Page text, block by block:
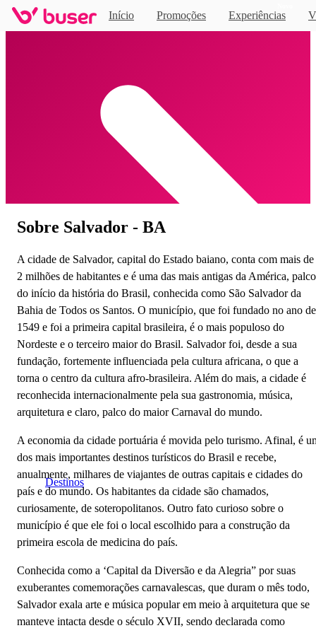
Início Promoções Experiências
Home
Destinos
Sobre Salvador - BA
A cidade de Salvador, capital do Estado baiano, conta com mais de
2 milhões de habitantes e é uma das mais antigas da América, palco
do início da história do Brasil, conhecida como São Salvador da
Bahia de Todos os Santos. O município, que foi fundado no ano de
1549 e foi a primeira capital brasileira, é o mais populoso do
Nordeste e o terceiro maior do Brasil. Salvador foi, desde a sua
fundação, fortemente influenciada pela cultura africana, o que a
torna o centro da cultura afro-brasileira. Além do mais, a cidade é
reconhecida internacionalmente pela sua gastronomia, música,
arquitetura e claro, palco do maior Carnaval do mundo.
A economia da cidade portuária é movida pelo turismo. Afinal, é
dos mais importantes destinos turísticos do Brasil e recebe,
anualmente, milhares de viajantes de outras capitais e cidades do
país e do mundo. Os habitantes da cidade são chamados,
curiosamente, de soteropolitanos. Outro fato curioso sobre o
município é que ele foi o local escolhido para a construção da
primeira escola de medicina do país.
Conhecida como a ‘Capital da Diversão e da Alegria” por suas
exuberantes comemorações carnavalescas, que duram o mês todo,
Salvador exala arte e música popular em meio à arquitetura que se
manteve intacta desde o século XVII, sendo declarada como